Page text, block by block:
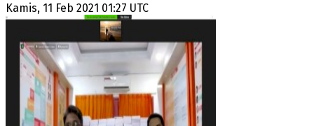
Kamis, 11 Feb 2021 01:27 UTC